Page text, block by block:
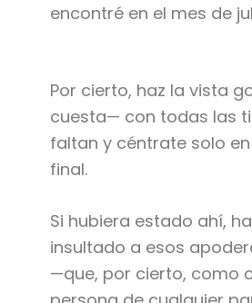
encontré en el mes de
Por cierto, haz la vista
cuesta— con todas las
faltan y céntrate solo
final.
Si hubiera estado ahí,
insultado a esos
—que, por cierto, como